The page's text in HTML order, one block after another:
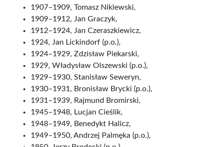
1907–1909, Tomasz Niklewski,
1909–1912, Jan Graczyk,
1912–1924, Jan Czeraszkiewicz,
1924, Jan Lickindorf (p.o.),
1924–1929, Zdzisław Piekarski,
1929, Władysław Olszewski (p.o.),
1929–1930, Stanisław Seweryn,
1930–1931, Bronisław Brycki (p.o.),
1931–1939, Rajmund Bromirski,
1945–1948, Lucjan Cieślik,
1948–1949, Benedykt Halicz,
1949–1950, Andrzej Palmęka (p.o.),